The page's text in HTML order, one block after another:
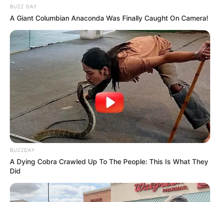
Gemeinde Blankenheim - Ein besonderes Kuriosum
der mittelalterlichen Ortschaft ist die Ahrquelle, die
im Keller eines Fachwerkhauses entspringt.
Überragt wird der Ort, in dem auch zwei historische
Stadttore stehen, von der Grafenburg Blankenheim.
Informationen unterwww.blankenheim.de und
www.
blankenheim-ahr.de .
Schloss Malberg - Das Schloss ist tatsächlich ein
ganzer Barockkomplex, der aus zwei
Hauptgebäuden, mehreren Nebengebäuden sowie
zwei Gartenbereichen besteht und auf einem Berg
in einer Flussschleife der Kyll liegt. Informationen
unterwww.schloss-malberg.de.
Eisenschmitt) - Die Zisterzienser-Abtei in der Eifel
BUZZ DAY
A Giant Columbian Anaconda Was Finally Caught On Camera!
BUZZDAY
A Dying Cobra Crawled Up To The People: This Is What They
Did